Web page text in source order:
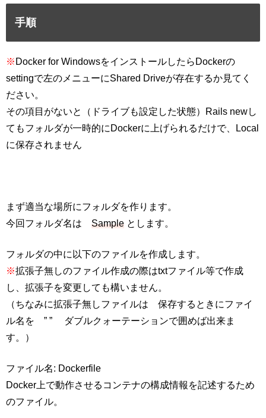
手順
※ Docker for WindowsをインストールしたらDockerの
settingで左のメニューにShared Driveが存在するか見てく
ださい。
その項目がないと（ドライブも設定した状態）Rails newし
てもフォルダが一時的にDockerに上げられるだけで、Local
に保存されません
まず適当な場所にフォルダを作ります。
今回フォルダ名は Sample とします。
フォルダの中に以下のファイルを作成します。
※拡張子無しのファイル作成の際はtxtファイル等で作成
し、拡張子を変更しても構いません。
（ちなみに拡張子無しファイルは 保存するときにファイ
ル名を ” ” ダブルクォーテーションで囲めば出来ま
す。）
ファイル名: Dockerfile
Docker上で動作させるコンテナの構成情報を記述するため
のファイル。